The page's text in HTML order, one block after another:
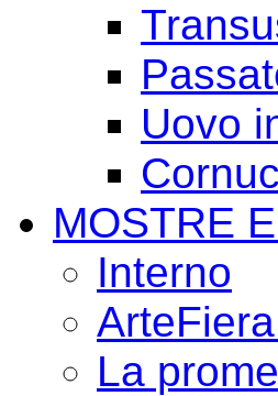
Uovo
MOSTRE
Interno
La